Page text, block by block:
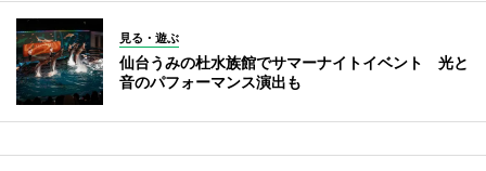
見る・遊ぶ
仙台うみの杜水族館でサマーナイトイベント 光と
音のパフォーマンス演出も